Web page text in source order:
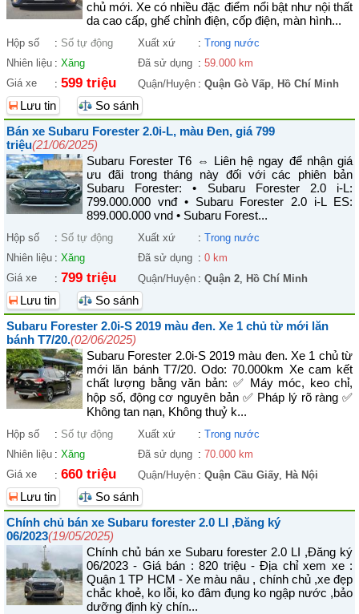
chủ mới. Xe có nhiều đặc điểm nổi bật như nội thất
da cao cấp, ghế chỉnh điện, cốp điện, màn hình...
Hộp số : Số tự động Xuất xứ : Trong nước
Nhiên liệu : Xăng Đã sử dụng : 59.000 km
Giá xe
: 599 triệu Quận/Huyện : Quận Gò Vấp, Hồ Chí Minh
Lưu tin
So sánh
Bán xe Subaru Forester 2.0i-L, màu Đen, giá 799
triệu(21/06/2025)
Subaru Forester T6 ⇔ Liên hệ ngay để nhận giá
ưu đãi trong tháng này đối với các phiên bản
Subaru Forester: • Subaru Forester 2.0 i-L:
799.000.000 vnđ • Subaru Forester 2.0 i-L ES:
899.000.000 vnd • Subaru Forest...
Hộp số : Số tự động Xuất xứ : Trong nước
Nhiên liệu : Xăng Đã sử dụng : 0 km
Giá xe
: 799 triệu Quận/Huyện : Quận 2, Hồ Chí Minh
Lưu tin
So sánh
Subaru Forester 2.0i-S 2019 màu đen. Xe 1 chủ từ mới lăn
bánh T7/20.(02/06/2025)
Subaru Forester 2.0i-S 2019 màu đen. Xe 1 chủ từ
mới lăn bánh T7/20. Odo: 70.000km Xe cam kết
chất lượng bằng văn bản: ✅ Máy móc, keo chỉ,
hộp số, động cơ nguyên bản ✅ Pháp lý rõ ràng ✅
Không tan nạn, Không thuỷ k...
Hộp số : Số tự động Xuất xứ : Trong nước
Nhiên liệu : Xăng Đã sử dụng : 70.000 km
Giá xe
: 660 triệu Quận/Huyện : Quận Cầu Giấy, Hà Nội
Lưu tin
So sánh
Chính chủ bán xe Subaru forester 2.0 LI ,Đăng ký
06/2023(19/05/2025)
Chính chủ bán xe Subaru forester 2.0 LI ,Đăng ký
06/2023 - Giá bán : 820 triệu - Địa chỉ xem xe :
Quận 1 TP HCM - Xe màu nâu , chính chủ ,xe đẹp
chắc khoẻ, ko lỗi, ko đâm đụng ko ngập nước ,bảo
dưỡng định kỳ chín...